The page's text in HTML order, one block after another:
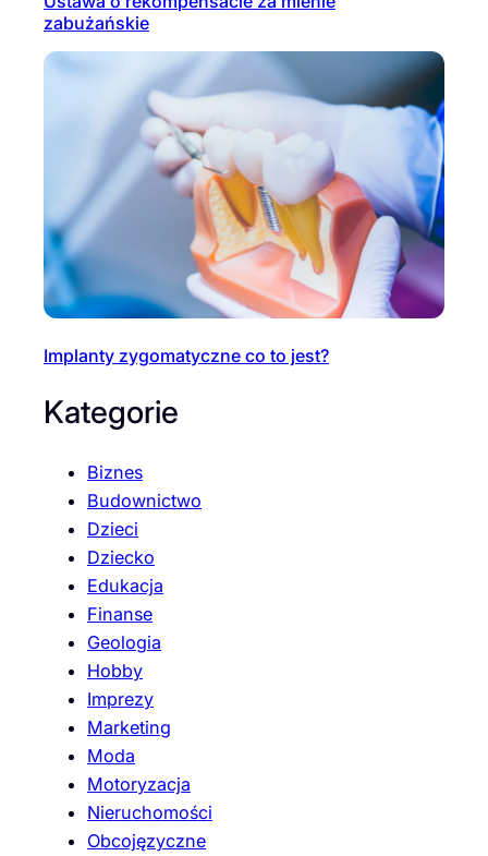
zabużańskie
Implanty zygomatyczne co to jest?
Kategorie
Biznes
Budownictwo
Dzieci
Dziecko
Edukacja
Finanse
Geologia
Hobby
Imprezy
Marketing
Moda
Motoryzacja
Nieruchomości
Obcojęzyczne